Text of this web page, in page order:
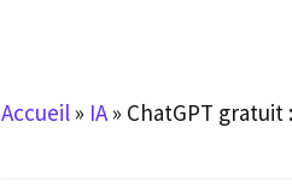
Accueil » IA» ChatGPT gratuit